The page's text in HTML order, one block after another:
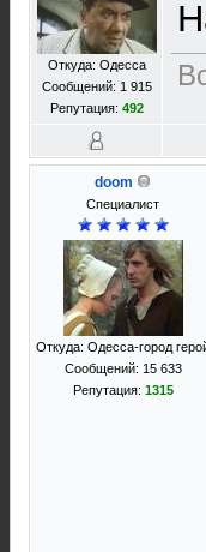
Откуда: Одесса
Сообщений: 1 915
Репутация: 492
doom
Специалист
Откуда: Одесса-город
Сообщений: 15 633
Репутация: 1315